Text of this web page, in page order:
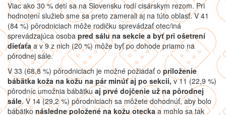
Viac ako 30 % detí sa na Slovensku rodí cisárskym rezom. Pri
hodnotení služieb sme sa preto zamerali aj na túto oblasť. V 41
(84 %) pôrodniciach môže rodičku sprevádzať otec/iná
sprevádzajúca osoba pred sálu na sekcie a byť pri ošetrení
dieťaťa a v 9 z nich (20 %) môže byť po dohode priamo na
pôrodnej sále.
V 33 (68,8 %) pôrodniciach je možné požiadať o priloženie
bábätka koža na kožu na pár minúť aj po sekcii,v 11 (22,9 %)
pôrodníc umožnia bábätku aj prvé dojčenie už na pôrodnej
sále. V 14 (29,2 %) pôrodniciach sa môžete dohodnúť, aby bolo
bábätko následne položené na kožu oteckaa mohlo sa tak